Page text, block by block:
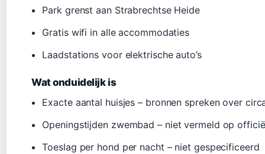
Park grenst aan Strabrechtse Heide
Gratis wifi in alle accommodaties
Laadstations voor elektrische auto’s
Wat onduidelijk is
Exacte aantal huisjes – bronnen spreken over
Openingstijden zwembad – niet vermeld op
Toeslag per hond per nacht – niet gespecificeerd